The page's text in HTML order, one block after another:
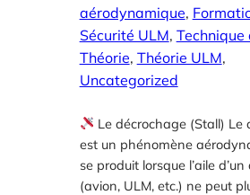
aérodynamique,
Sécurité ULM, Technique
Théorie, Théorie ULM
Uncategorized
Le décrochage (Stall) Le
est un phénomène
se produit lorsque l’aile
(avion, ULM, etc.) ne peut